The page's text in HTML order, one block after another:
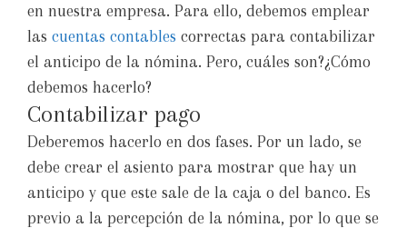
en nuestra empresa. Para ello, debemos emplear
las cuentas contables correctas para contabilizar
el anticipo de la nómina. Pero, cuáles son?¿Cómo
debemos hacerlo?
Contabilizar pago
Deberemos hacerlo en dos fases. Por un lado, se
debe crear el asiento para mostrar que hay un
anticipo y que este sale de la caja o del banco. Es
previo a la percepción de la nómina, por lo que se